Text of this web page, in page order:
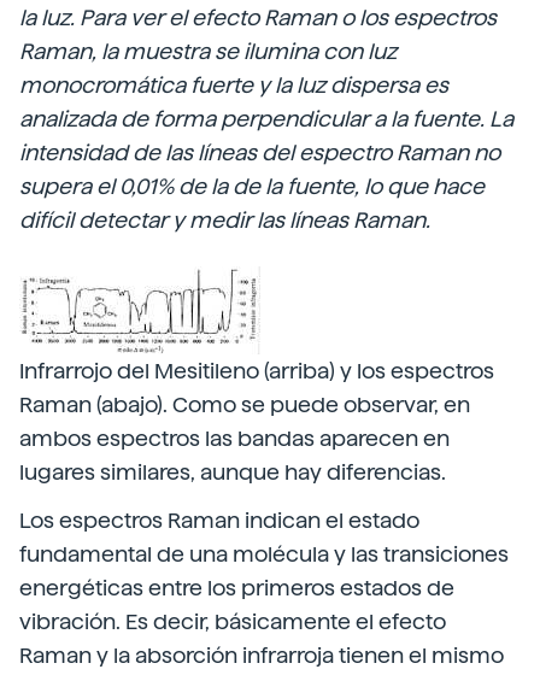
la luz. Para ver el efecto Raman o los espectros
Raman, la muestra se ilumina con luz
monocromática fuerte y la luz dispersa es
analizada de forma perpendicular a la fuente. La
intensidad de las líneas del espectro Raman no
supera el 0,01% de la de la fuente, lo que hace
difícil detectar y medir las líneas Raman.
Infrarrojo del Mesitileno (arriba) y los espectros
Raman (abajo). Como se puede observar, en
ambos espectros las bandas aparecen en
lugares similares, aunque hay diferencias.
Los espectros Raman indican el estado
fundamental de una molécula y las transiciones
energéticas entre los primeros estados de
vibración. Es decir, básicamente el efecto
Raman y la absorción infrarroja tienen el mismo